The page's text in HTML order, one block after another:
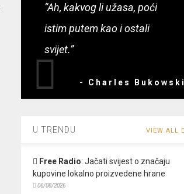
“Ah, kakvog li užasa, poći
istim putem kao i ostali
svijet.”
- Charles Bukowski
U TRENDU VIEW ALL
Free Radio: Jačati svijest o značaju
kupovine lokalno proizvedene hrane
06/08/2026